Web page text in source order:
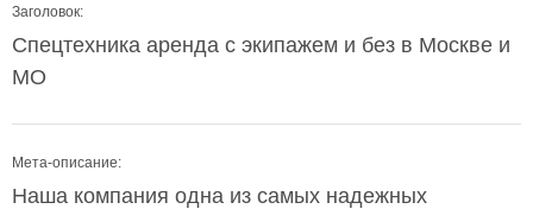
Заголовок:
Спецтехника аренда с экипажем и без в Москве и
МО
Мета-описание:
Наша компания одна из самых надежных